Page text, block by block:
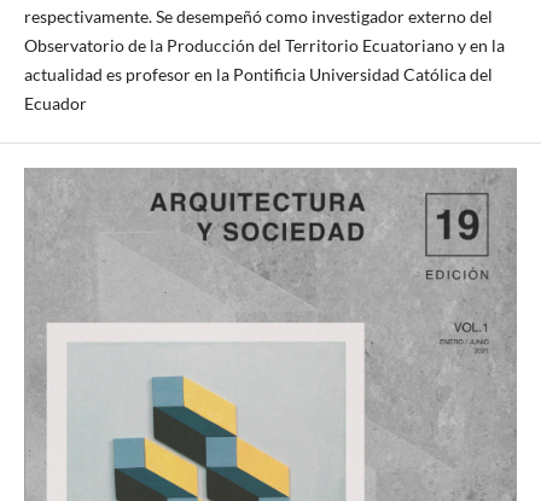
respectivamente. Se desempeñó como investigador externo del
Observatorio de la Producción del Territorio Ecuatoriano y en la
actualidad es profesor en la Pontificia Universidad Católica del
Ecuador